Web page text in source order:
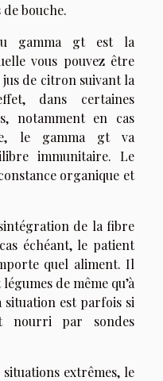
bouche.
gamma gt est la
vous pouvez être
de citron suivant la
dans certaines
notamment en cas
le gamma gt va
immunitaire. Le
organique et
de la fibre
échéant, le patient
quel aliment. Il
de même qu’à
est parfois si
nourri par sondes
extrêmes, le